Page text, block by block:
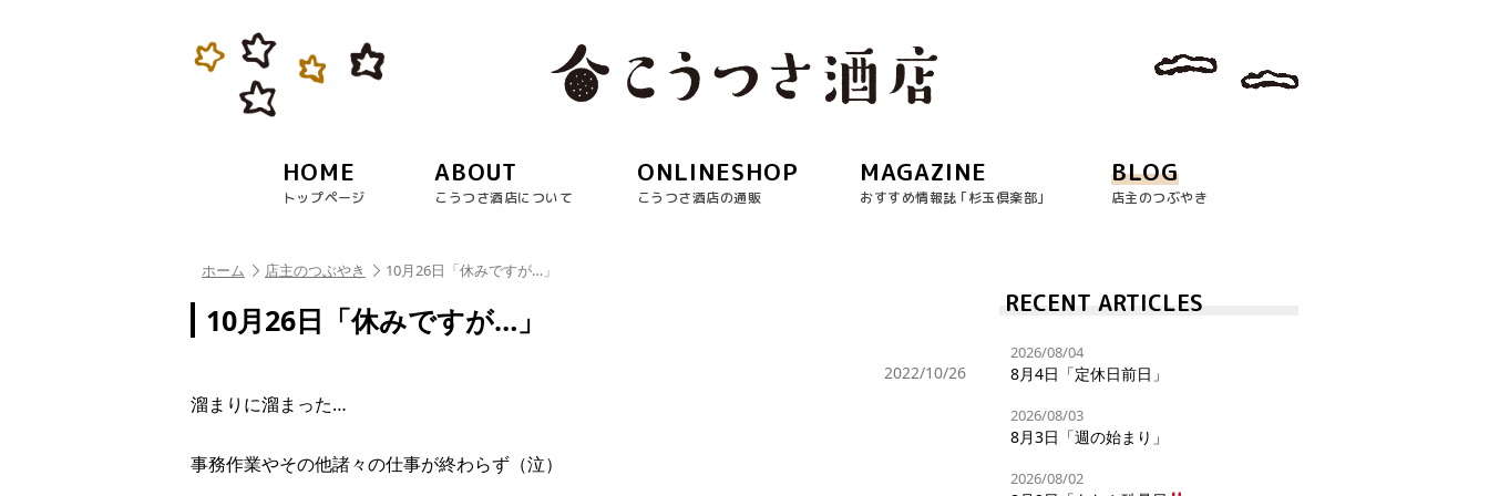
HOME
トップページ
ABOUT
こうつさ酒店について
ONLINESHOP
こうつさ酒店の通販
MAGAZINE
おすすめ情報誌 ｢杉玉倶楽部｣
BLOG
店主のつぶやき
ホーム 店主のつぶやき 10月26日「休みですが…」
10月26日「休みですが…」
2022/10/26
溜まりに溜まった…
事務作業やその他諸々の仕事が終わらず（泣）
RECENT ARTICLES
2026/08/04
8月4日「定休日前日」
2026/08/03
8月3日「週の始まり」
2026/08/02